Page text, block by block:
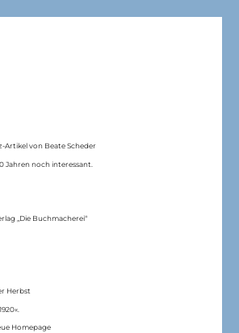
Artikel von Beate Scheder
Jahren noch interessant.
„Die Buchmacherei“
Herbst
Homepage